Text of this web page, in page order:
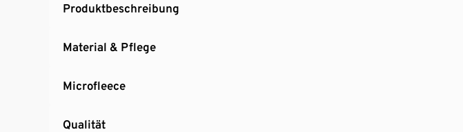
Produktbeschreibung
Material & Pflege
Microfleece
Qualität